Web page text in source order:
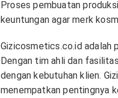
Proses pembuatan
keuntungan agar merk
Gizicosmetics.co.id adalah
Dengan tim ahli dan
dengan kebutuhan klien.
menempatkan pentingnya